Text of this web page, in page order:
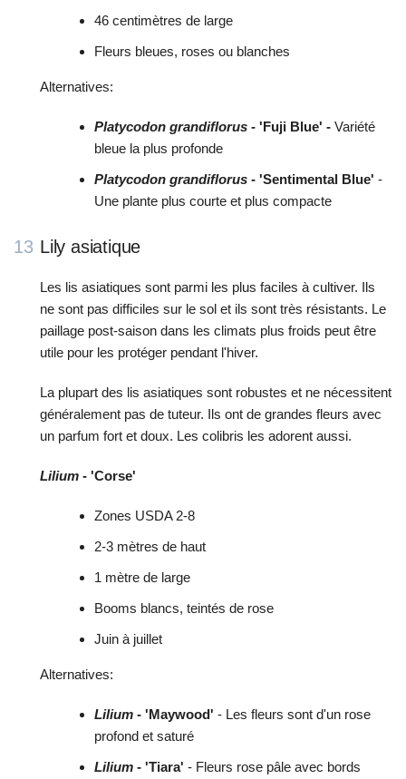
46 centimètres de large
Fleurs bleues, roses ou blanches
Alternatives:
Platycodon grandiflorus - 'Fuji Blue' - Variété
bleue la plus profonde
Platycodon grandiflorus - 'Sentimental Blue' -
Une plante plus courte et plus compacte
13 Lily asiatique
Les lis asiatiques sont parmi les plus faciles à cultiver. Ils
ne sont pas difficiles sur le sol et ils sont très résistants. Le
paillage post-saison dans les climats plus froids peut être
utile pour les protéger pendant l'hiver.
La plupart des lis asiatiques sont robustes et ne nécessitent
généralement pas de tuteur. Ils ont de grandes fleurs avec
un parfum fort et doux. Les colibris les adorent aussi.
Lilium - 'Corse'
Zones USDA 2-8
2-3 mètres de haut
1 mètre de large
Booms blancs, teintés de rose
Juin à juillet
Alternatives:
Lilium - 'Maywood' - Les fleurs sont d'un rose
profond et saturé
Lilium - 'Tiara' - Fleurs rose pâle avec bords